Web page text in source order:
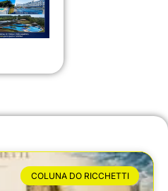
COLUNA DO RICCHETTI